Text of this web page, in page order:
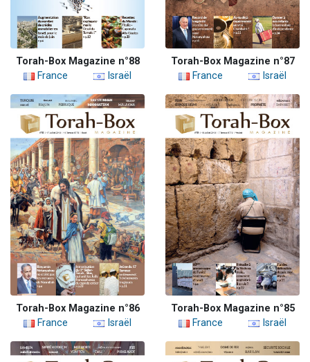
Torah-Box Magazine n°88
France
Israël
Torah-Box Magazine n°87
France
Israël
Torah-Box Magazine n°86
France
Israël
Torah-Box Magazine n°85
France
Israël